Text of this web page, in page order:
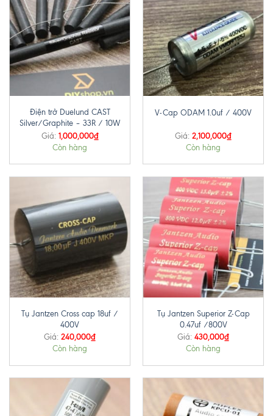
Điện trở Duelund CAST
Silver/Graphite – 33R / 10W
Giá: 1,000,000₫
Còn hàng
V-Cap ODAM 1.0uf / 400V
Giá: 2,100,000₫
Còn hàng
Tụ Jantzen Cross cap 18uf /
400V
Giá: 240,000₫
Còn hàng
Tụ Jantzen Superior Z-Cap
0.47uf /800V
Giá: 430,000₫
Còn hàng